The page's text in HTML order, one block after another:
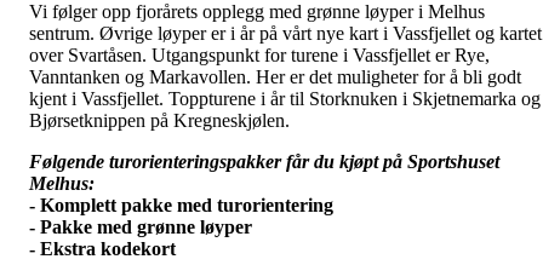
Vi følger opp fjorårets opplegg med grønne løyper i Melhus
sentrum. Øvrige løyper er i år på vårt nye kart i Vassfjellet og kartet
over Svartåsen. Utgangspunkt for turene i Vassfjellet er Rye,
Vanntanken og Markavollen. Her er det muligheter for å bli godt
kjent i Vassfjellet. Toppturene i år til Storknuken i Skjetnemarka og
Bjørsetknippen på Kregneskjølen.
Følgende turorienteringspakker får du kjøpt på Sportshuset
Melhus:
- Komplett pakke med turorientering
- Pakke med grønne løyper
- Ekstra kodekort